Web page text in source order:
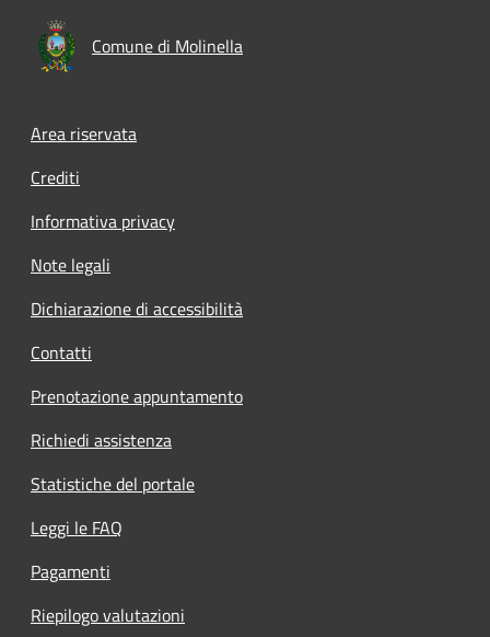
Comune di Molinella
Area riservata
Crediti
Informativa privacy
Note legali
Dichiarazione di accessibilità
Contatti
Prenotazione appuntamento
Richiedi assistenza
Statistiche del portale
Leggi le FAQ
Pagamenti
Riepilogo valutazioni